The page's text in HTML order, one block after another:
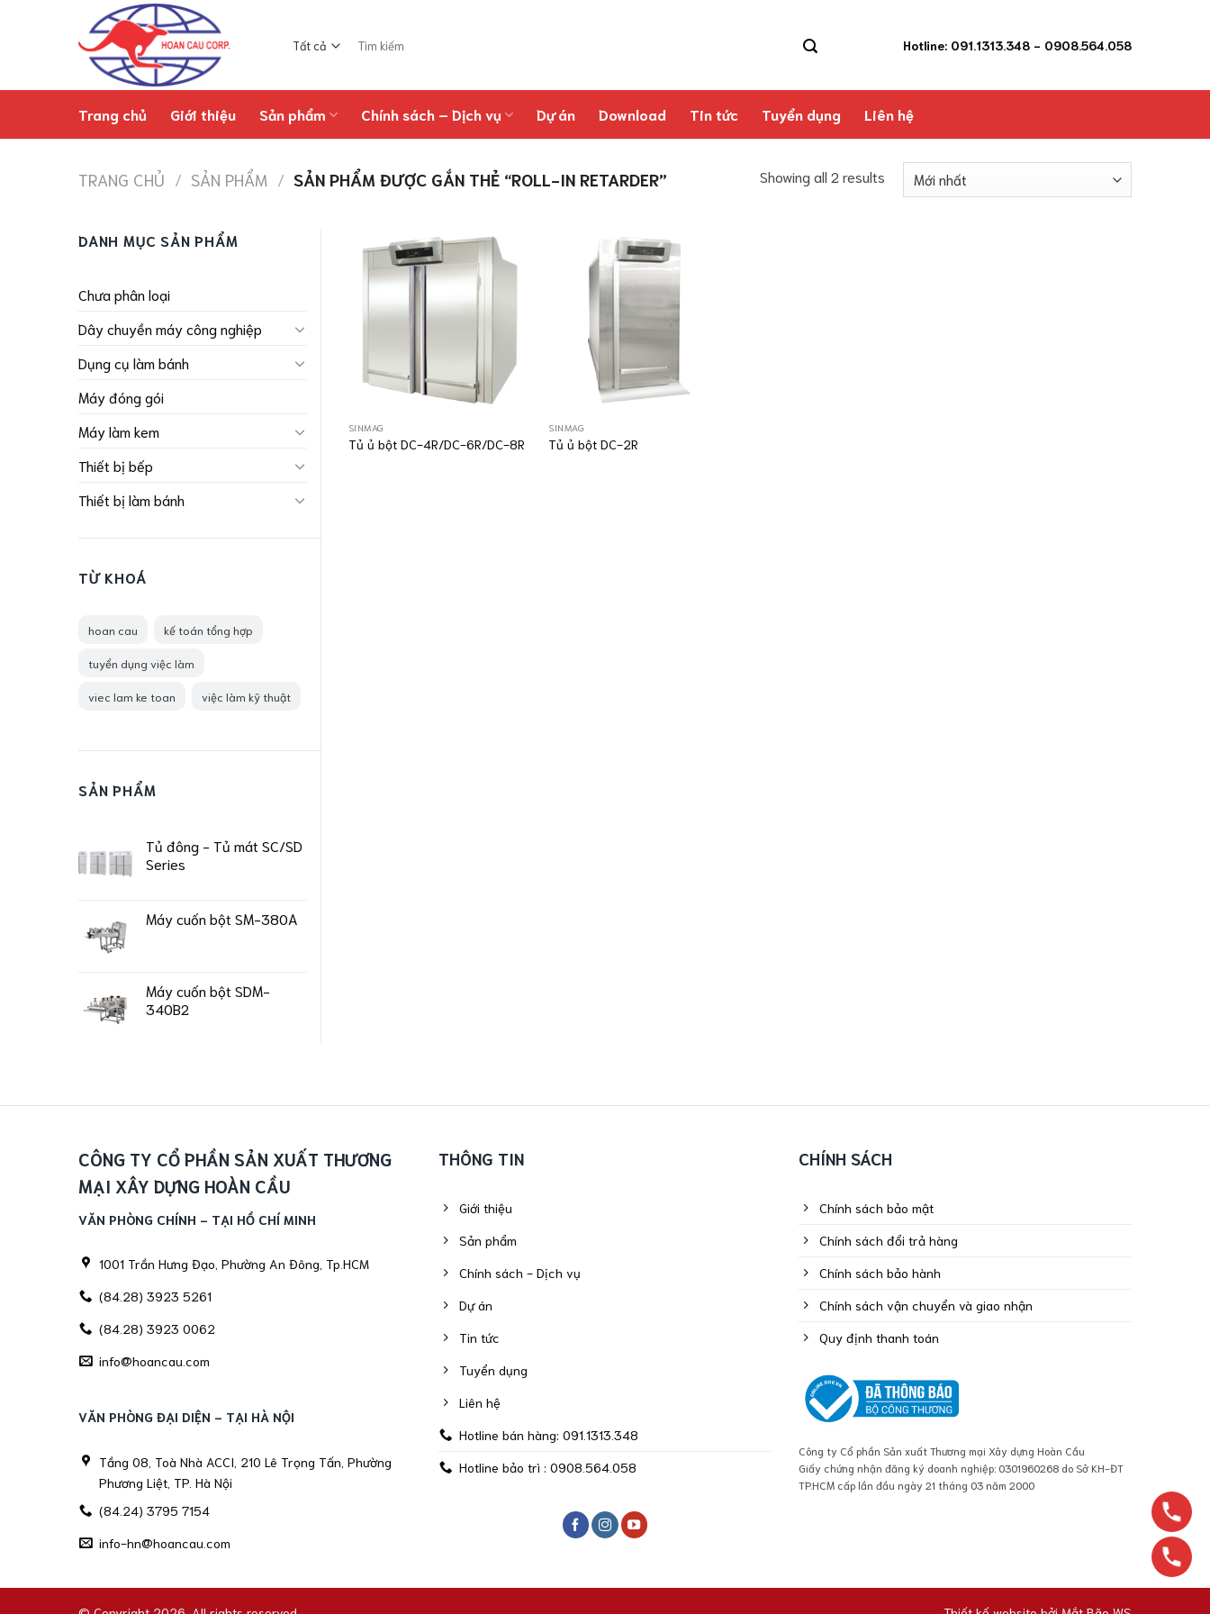
kiếm:
Hotline: 091.1313.348 - 0908.564.058
Trang chủ Giới thiệu Sản phẩm Chính sách – Dịch vụ Dự án Download Tin tức Tuyển dụng Liên hệ
TRANG CHỦ / SẢN PHẨM / SẢN PHẨM ĐƯỢC GẮN THẺ “ROLL-IN RETARDER” Showing all 2 results
DANH MỤC SẢN PHẨM
Chưa phân loại
Dây chuyền máy công nghiệp
Dụng cụ làm bánh
Máy đóng gói
Máy làm kem
Thiết bị bếp
Thiết bị làm bánh
TỪ KHOÁ
hoan cau kế toán tổng hợp
tuyển dụng việc làm
viec lam ke toan việc làm kỹ thuật
SẢN PHẨM
Tủ đông - Tủ mát SC/SD
Series
Máy cuốn bột SM-380A
Máy cuốn bột SDM-
340B2
SINMAG
Tủ ủ bột DC-4R/DC-6R/DC-8R
SINMAG
Tủ ủ bột DC-2R
CÔNG TY CỔ PHẦN SẢN XUẤT THƯƠNG
MẠI XÂY DỰNG HOÀN CẦU
VĂN PHÒNG CHÍNH - TẠI HỒ CHÍ MINH
1001 Trần Hưng Đạo, Phường An Đông, Tp.HCM
(84.28) 3923 5261
(84.28) 3923 0062
info@hoancau.com
VĂN PHÒNG ĐẠI DIỆN - TẠI HÀ NỘI
Tầng 08, Toà Nhà ACCI, 210 Lê Trọng Tấn, Phường
Phương Liệt, TP. Hà Nội
(84.24) 3795 7154
info-hn@hoancau.com
THÔNG TIN
Giới thiệu
Sản phẩm
Chính sách - Dịch vụ
Dự án
Tin tức
Tuyển dụng
Liên hệ
Hotline bán hàng: 091.1313.348
Hotline bảo trì : 0908.564.058
CHÍNH SÁCH
Chính sách bảo mật
Chính sách đổi trả hàng
Chính sách bảo hành
Chính sách vận chuyển và giao nhận
Quy định thanh toán
Công ty Cổ phần Sản xuất Thương mại Xây dựng Hoàn Cầu
Giấy chứng nhận đăng ký doanh nghiệp: 0301960268 do Sở KH-ĐT
TP.HCM cấp lần đầu ngày 21 tháng 03 năm 2000